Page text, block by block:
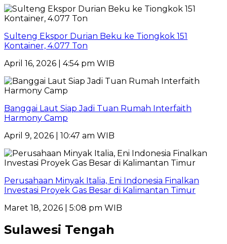
Sulteng Ekspor Durian Beku ke Tiongkok 151
Kontainer, 4.077 Ton
April 16, 2026 | 4:54 pm WIB
Banggai Laut Siap Jadi Tuan Rumah Interfaith
Harmony Camp
April 9, 2026 | 10:47 am WIB
Perusahaan Minyak Italia, Eni Indonesia Finalkan
Investasi Proyek Gas Besar di Kalimantan Timur
Maret 18, 2026 | 5:08 pm WIB
Sulawesi Tengah